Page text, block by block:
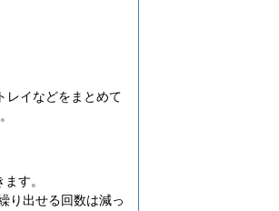
レイなどをまとめて
す。
り出せる回数は減っ